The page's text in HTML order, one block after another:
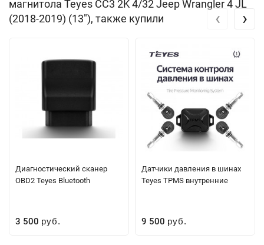
магнитола Teyes CC3 2K 4/32 Jeep Wrangler 4 JL
(2018-2019) (13"), также купили
Диагностический сканер
OBD2 Teyes Bluetooth
3 500 руб.
Датчики давления в шинах
Teyes TPMS внутренние
9 500 руб.
‹ ›